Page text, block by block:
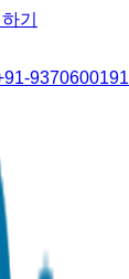
기
9370600191